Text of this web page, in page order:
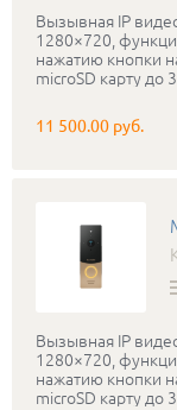
Вызывная IP
1280×720,
нажатию кнопки
microSD карту до
0,01 Люкс (ИК
Выносная
смартфонов.
комплекте).
золото+белый.
11 500.00 руб.
Вызывная IP
1280×720,
нажатию кнопки
microSD карту до